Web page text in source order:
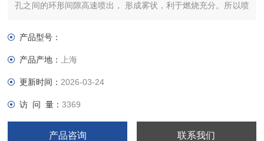
孔之间的环形间隙高速喷出， 形成雾状，利于燃烧充分。所以喷
产品型号：
产品产地： 上海
更新时间： 2026-03-24
访 问 量：3369
产品咨询 联系我们